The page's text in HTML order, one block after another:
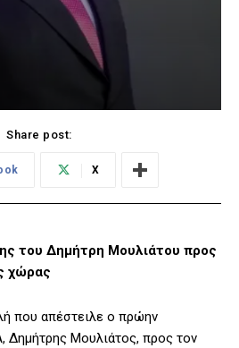
Share post:
X
του Δημήτρη Μουλιάτου προς
χώρας
που απέστειλε ο πρώην
Μουλιάτος, προς τον